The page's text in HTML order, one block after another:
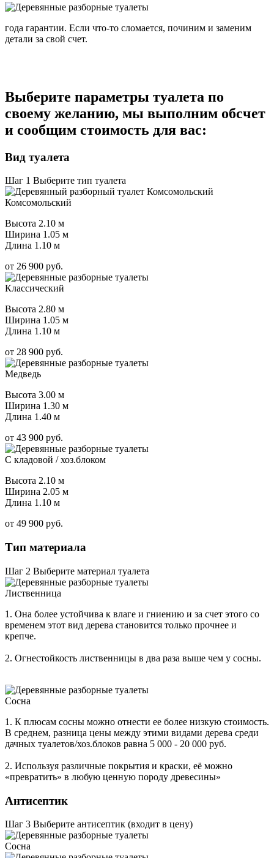
года гарантии. Если что-то сломается, починим и заменим
детали за свой счет.
Выберите параметры туалета по
своему желанию, мы выполним обсчет
и сообщим стоимость для вас:
Вид туалета
Шаг 1 Выберите тип туалета
Комсомольский
Высота 2.10 м
Ширина 1.05 м
Длина 1.10 м
от 26 900 руб.
Классический
Высота 2.80 м
Ширина 1.05 м
Длина 1.10 м
от 28 900 руб.
Медведь
Высота 3.00 м
Ширина 1.30 м
Длина 1.40 м
от 43 900 руб.
С кладовой / хоз.блоком
Высота 2.10 м
Ширина 2.05 м
Длина 1.10 м
от 49 900 руб.
Тип материала
Шаг 2 Выберите материал туалета
Лиственница
1. Она более устойчива к влаге и гниению и за счет этого со
временем этот вид дерева становится только прочнее и
крепче.
2. Огнестойкость лиственницы в два раза выше чем у сосны.
Сосна
1. К плюсам сосны можно отнести ее более низкую стоимость.
В среднем, разница цены между этими видами дерева среди
дачных туалетов/хоз.блоков равна 5 000 - 20 000 руб.
2. Используя различные покрытия и краски, её можно
«превратить» в любую ценную породу древесины»
Антисептик
Шаг 3 Выберите антисептик (входит в цену)
Сосна